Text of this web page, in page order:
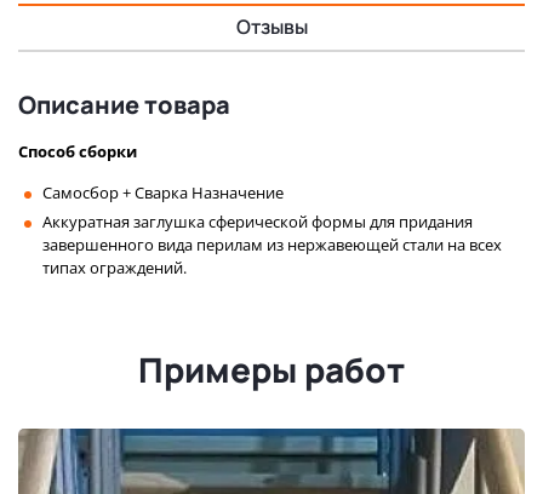
Отзывы
Описание товара
Способ сборки
Самосбор + Сварка Назначение
Аккуратная заглушка сферической формы для придания
завершенного вида перилам из нержавеющей стали на всех
типах ограждений.
Примеры работ